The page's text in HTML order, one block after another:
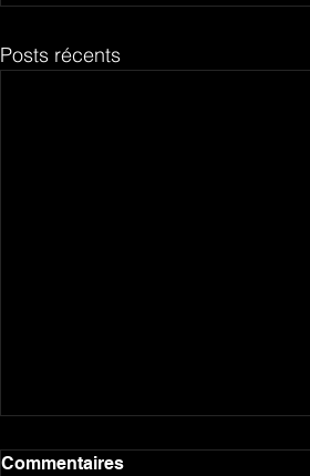
Posts récents
Commentaires